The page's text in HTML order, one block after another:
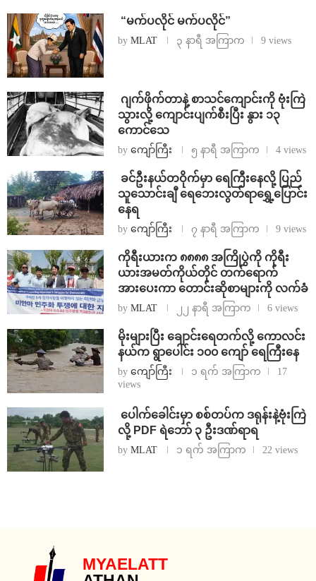
⁨ ⁨“မက်ပလိုင် မက်ပလိုင်”
by MLAT ၃ နာရီ အကြာက 9 views
⁨⁩ ⁨ဂျက်ဖိုက်တာနဲ့ စာသင်ကျောင်းကို ဗုံးကြဲ
သွားလို့ ကျောင်းပျက်စီးပြီး နွား ၁၃
ကောင်သေ
by ကျော်ကြီး ၅ နာရီ အကြာက 4 views
⁩ ⁨ခင်ဦးနယ်တဝိုက်မှာ ရေကြီးနေလို့ ပြည်
သူသောင်းချီ ရေဘေးလွတ်ရာရွှေ့ပြောင်း
နေရ
by ကျော်ကြီး ၇ နာရီ အကြာက 9 views
ကိုရီးယားက ၈၈၈၈ အကြိုပွဲကို ကိုရီး
ယားအမတ်ကိုယ်တိုင် တက်ရောက်
အားပေးကာ တောင်းဆိုစာများကို လက်ခံ
by MLAT ၂၂ နာရီ အကြာက 6 views
⁨မိုးများပြီး ချောင်းရေတက်လို့ ကောလင်း
နယ်က ရွာပေါင်း ၁၀၀ ကျော် ရေကြီးနေ
by ကျော်ကြီး ၁ ရက် အကြာက
17
views
⁩ ⁨ပေါက်ခေါင်းမှာ စစ်တပ်က ဒရုန်းနဲ့ဗုံးကြဲ
လို့ PDF ရဲဘော် ၃ ဦးဒဏ်ရာရ
by MLAT ၁ ရက် အကြာက 22 views
MYAELATT